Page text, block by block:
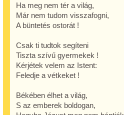
Ha meg nem tér a világ,
Már nem tudom visszafogni,
A büntetés ostorát !
Csak ti tudtok segíteni
Tiszta szívű gyermekek !
Kérjétek velem az Istent:
Feledje a vétkeket !
Békében élhet a világ,
S az emberek boldogan,